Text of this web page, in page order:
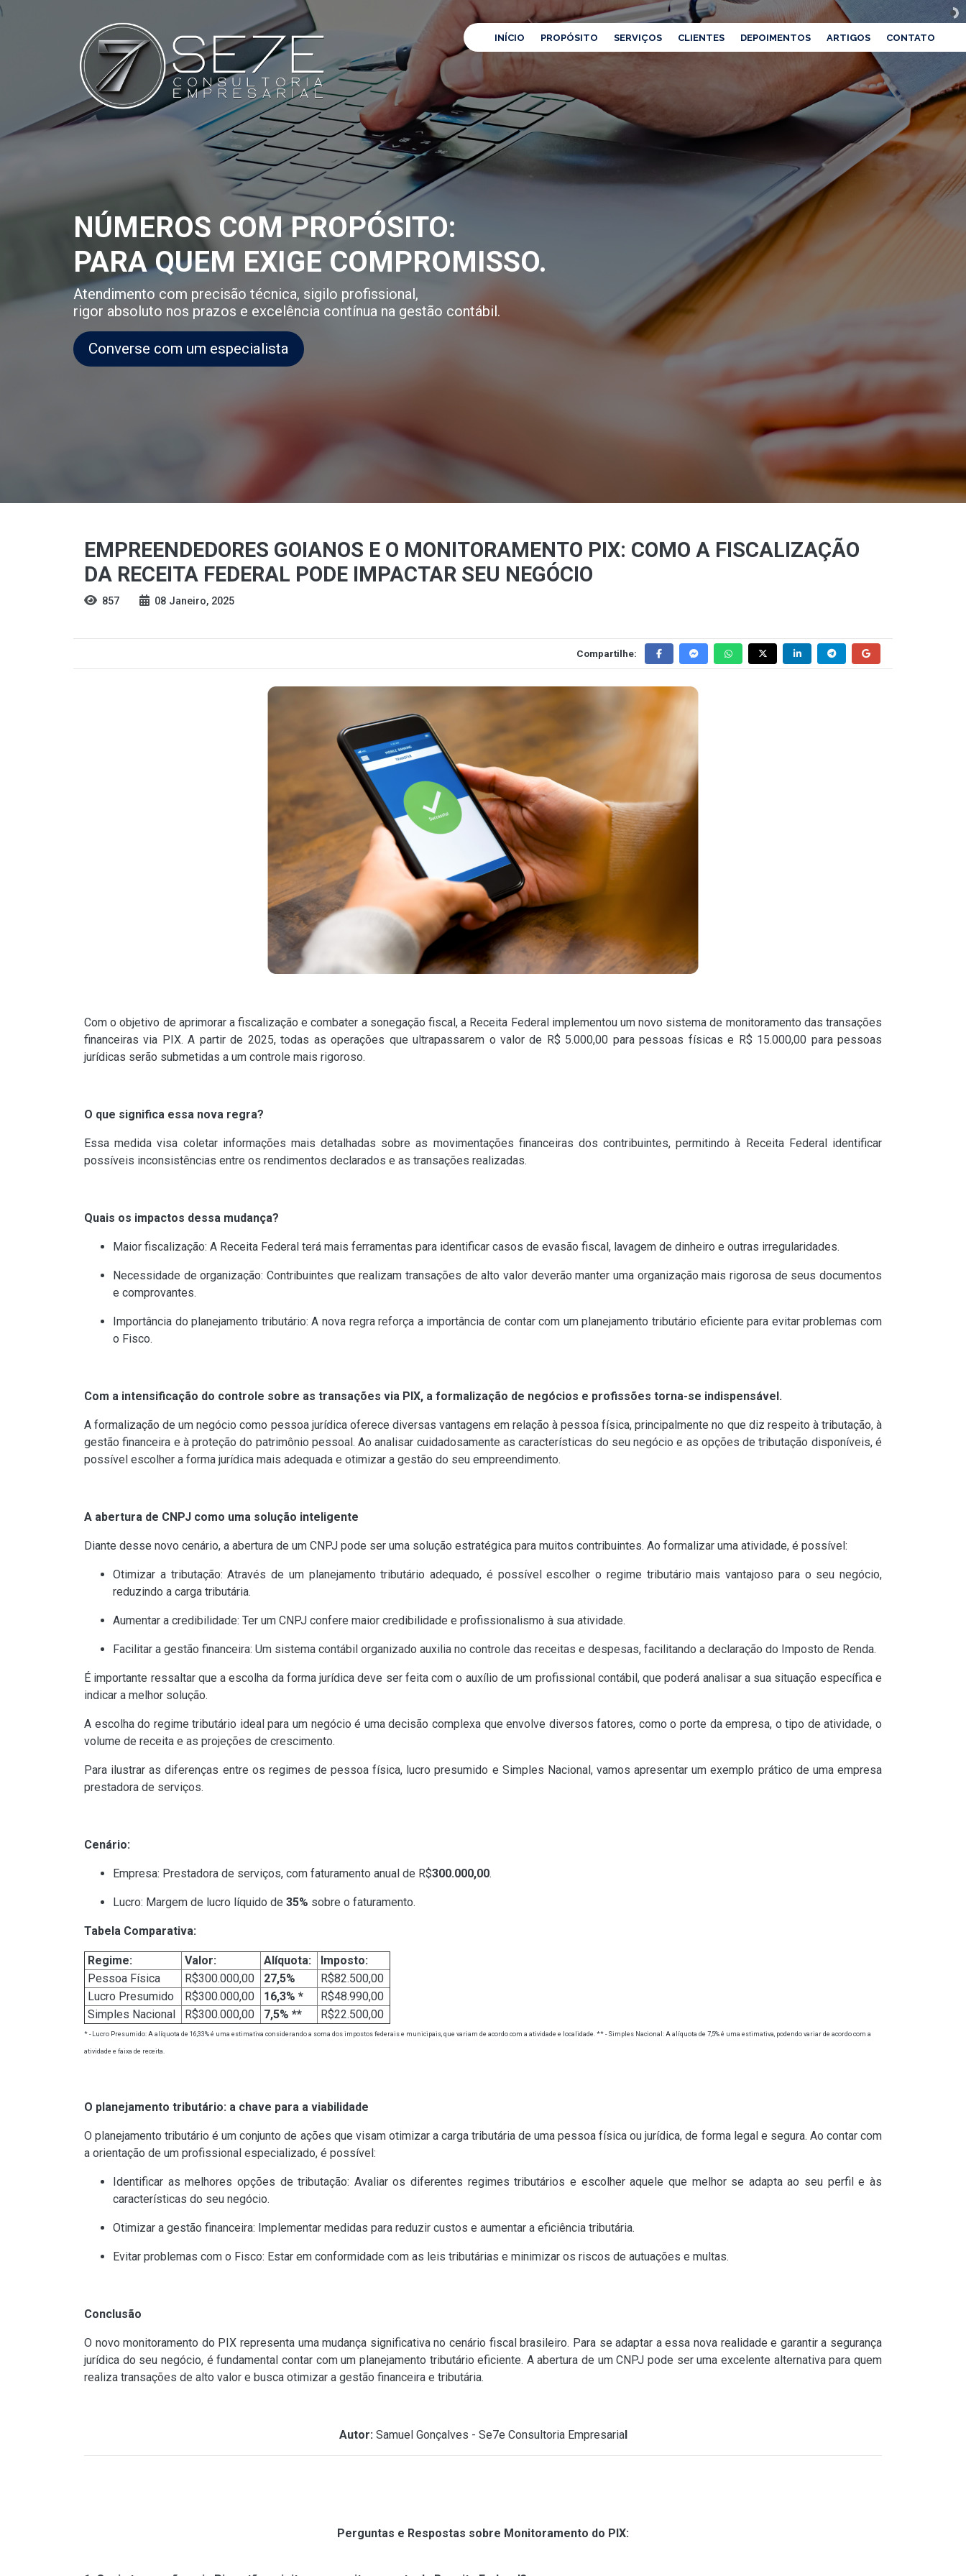
INÍCIO PROPÓSITO SERVIÇOS CLIENTES DEPOIMENTOS ARTIGOS CONTATO
NÚMEROS COM PROPÓSITO:
PARA QUEM EXIGE COMPROMISSO.
Atendimento com precisão técnica, sigilo profissional,
rigor absoluto nos prazos e excelência contínua na gestão contábil.
Converse com um especialista
EMPREENDEDORES GOIANOS E O MONITORAMENTO PIX: COMO A FISCALIZAÇÃO
DA RECEITA FEDERAL PODE IMPACTAR SEU NEGÓCIO
857 08 Janeiro, 2025
Compartilhe:
Com o objetivo de aprimorar a fiscalização e combater a sonegação fiscal, a Receita Federal implementou um novo sistema de monitoramento das transações
financeiras via PIX. A partir de 2025, todas as operações que ultrapassarem o valor de R$ 5.000,00 para pessoas físicas e R$ 15.000,00 para pessoas
jurídicas serão submetidas a um controle mais rigoroso.
O que significa essa nova regra?
Essa medida visa coletar informações mais detalhadas sobre as movimentações financeiras dos contribuintes, permitindo à Receita Federal identificar
possíveis inconsistências entre os rendimentos declarados e as transações realizadas.
Quais os impactos dessa mudança?
Maior fiscalização: A Receita Federal terá mais ferramentas para identificar casos de evasão fiscal, lavagem de dinheiro e outras irregularidades.
Necessidade de organização: Contribuintes que realizam transações de alto valor deverão manter uma organização mais rigorosa de seus documentos
e comprovantes.
Importância do planejamento tributário: A nova regra reforça a importância de contar com um planejamento tributário eficiente para evitar problemas com
o Fisco.
Com a intensificação do controle sobre as transações via PIX, a formalização de negócios e profissões torna-se indispensável.
A formalização de um negócio como pessoa jurídica oferece diversas vantagens em relação à pessoa física, principalmente no que diz respeito à tributação, à
gestão financeira e à proteção do patrimônio pessoal. Ao analisar cuidadosamente as características do seu negócio e as opções de tributação disponíveis, é
possível escolher a forma jurídica mais adequada e otimizar a gestão do seu empreendimento.
A abertura de CNPJ como uma solução inteligente
Diante desse novo cenário, a abertura de um CNPJ pode ser uma solução estratégica para muitos contribuintes. Ao formalizar uma atividade, é possível:
Otimizar a tributação: Através de um planejamento tributário adequado, é possível escolher o regime tributário mais vantajoso para o seu negócio,
reduzindo a carga tributária.
Aumentar a credibilidade: Ter um CNPJ confere maior credibilidade e profissionalismo à sua atividade.
Facilitar a gestão financeira: Um sistema contábil organizado auxilia no controle das receitas e despesas, facilitando a declaração do Imposto de Renda.
É importante ressaltar que a escolha da forma jurídica deve ser feita com o auxílio de um profissional contábil, que poderá analisar a sua situação específica e
indicar a melhor solução.
A escolha do regime tributário ideal para um negócio é uma decisão complexa que envolve diversos fatores, como o porte da empresa, o tipo de atividade, o
volume de receita e as projeções de crescimento.
Para ilustrar as diferenças entre os regimes de pessoa física, lucro presumido e Simples Nacional, vamos apresentar um exemplo prático de uma empresa
prestadora de serviços.
Cenário:
Empresa: Prestadora de serviços, com faturamento anual de R$300.000,00.
Lucro: Margem de lucro líquido de 35% sobre o faturamento.
Tabela Comparativa:
Regime: Valor: Alíquota:
Imposto:
Pessoa Física
R$300.000,00 27,5%
R$82.500,00
Lucro Presumido
R$300.000,00 16,3% *
R$48.990,00
Simples Nacional
R$300.000,00 7,5% ** R$22.500,00
* - Lucro Presumido: A alíquota de 16,33% é uma estimativa considerando a soma dos impostos federais e municipais, que variam de acordo com a atividade e localidade. ** - Simples Nacional: A alíquota de 7,5% é uma estimativa, podendo variar de acordo com a
atividade e faixa de receita.
O planejamento tributário: a chave para a viabilidade
O planejamento tributário é um conjunto de ações que visam otimizar a carga tributária de uma pessoa física ou jurídica, de forma legal e segura. Ao contar com
a orientação de um profissional especializado, é possível:
Identificar as melhores opções de tributação: Avaliar os diferentes regimes tributários e escolher aquele que melhor se adapta ao seu perfil e às
características do seu negócio.
Otimizar a gestão financeira: Implementar medidas para reduzir custos e aumentar a eficiência tributária.
Evitar problemas com o Fisco: Estar em conformidade com as leis tributárias e minimizar os riscos de autuações e multas.
Conclusão
O novo monitoramento do PIX representa uma mudança significativa no cenário fiscal brasileiro. Para se adaptar a essa nova realidade e garantir a segurança
jurídica do seu negócio, é fundamental contar com um planejamento tributário eficiente. A abertura de um CNPJ pode ser uma excelente alternativa para quem
realiza transações de alto valor e busca otimizar a gestão financeira e tributária.
Autor: Samuel Gonçalves - Se7e Consultoria Empresarial
Perguntas e Respostas sobre Monitoramento do PIX: